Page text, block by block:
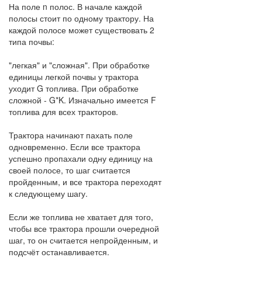
На поле n полос. В начале каждой
полосы стоит по одному трактору. На
каждой полосе может существовать 2
типа почвы:
"легкая" и "сложная". При обработке
единицы легкой почвы у трактора
уходит G топлива. При обработке
сложной - G*K. Изначально имеется F
топлива для всех тракторов.
Трактора начинают пахать поле
одновременно. Если все трактора
успешно пропахали одну единицу на
своей полосе, то шаг считается
пройденным, и все трактора переходят
к следующему шагу.
Если же топлива не хватает для того,
чтобы все трактора прошли очередной
шаг, то он считается непройденным, и
подсчёт останавливается.